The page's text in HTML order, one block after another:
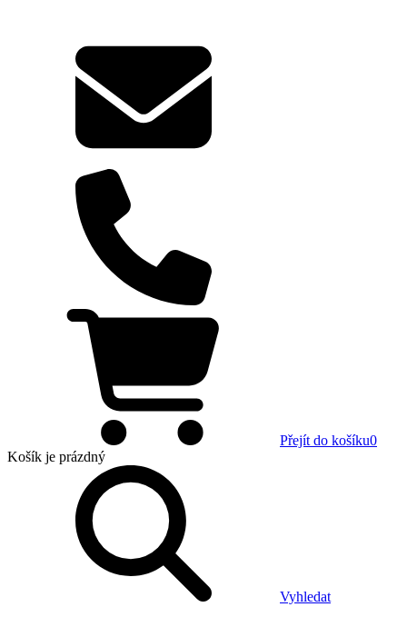
Přejít do košíku0
Košík je prázdný
Vyhledat